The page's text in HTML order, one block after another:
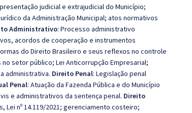
judicial e extrajudicial do Município;
da Administração Municipal; atos normativos
Administrativo: Processo administrativo
acordos de cooperação e instrumentos
do Direito Brasileiro e seus reflexos no controle
setor público; Lei Anticorrupção Empresarial;
administrativa. Direito Penal: Legislação penal
Penal: Atuação da Fazenda Pública e do Município
e administrativos da sentença penal. Direito
Lei nº 14.119/2021; gerenciamento costeiro;